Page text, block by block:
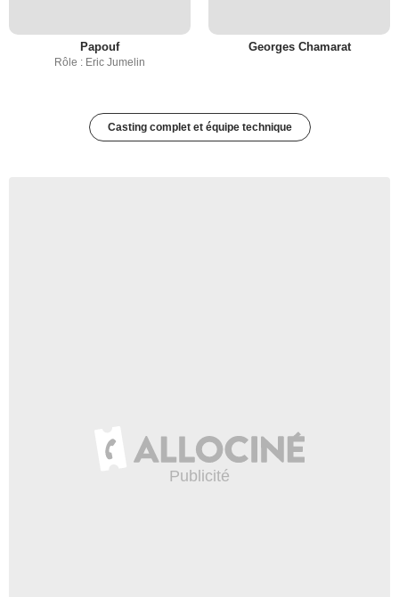
Papouf
Rôle : Eric Jumelin
Georges Chamarat
Casting complet et équipe technique